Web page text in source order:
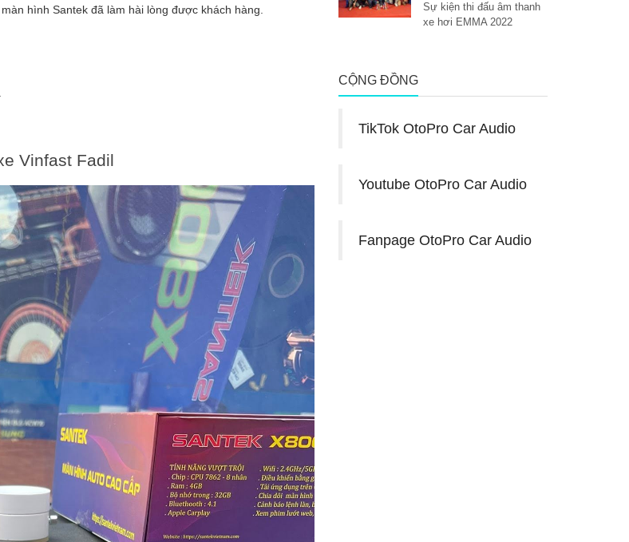
hình Santek đã làm hài lòng được khách hàng.
Vinfast Fadil
Sự kiện thi đấu âm thanh
xe hơi EMMA 2022
CỘNG ĐỒNG
TikTok OtoPro Car Audio
Youtube OtoPro Car Audio
Fanpage OtoPro Car Audio